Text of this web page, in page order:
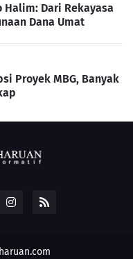
Halim: Dari Rekayasa
Dana Umat
Proyek MBG, Banyak